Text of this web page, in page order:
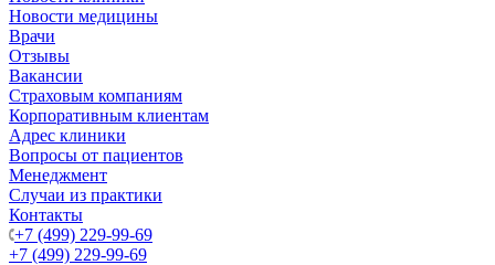
Новости медицины
Врачи
Отзывы
Вакансии
Страховым компаниям
Корпоративным клиентам
Адрес клиники
Вопросы от пациентов
Менеджмент
Случаи из практики
Контакты
+7 (499) 229-99-69
+7 (499) 229-99-69